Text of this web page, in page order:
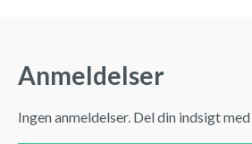
Anmeldelser
Ingen anmeldelser. Del din indsigt med